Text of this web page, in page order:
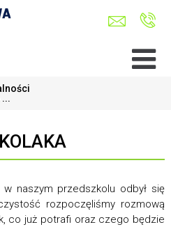
...
naszym przedszkolu odbył się
rozpoczęliśmy rozmową
co już potrafi oraz czego będzie